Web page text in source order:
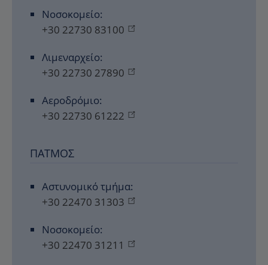
Νοσοκομείο:
+30 22730 83100
Λιμεναρχείο:
+30 22730 27890
Αεροδρόμιο:
+30 22730 61222
ΠΆΤΜΟΣ
Αστυνομικό τμήμα:
+30 22470 31303
Νοσοκομείο:
+30 22470 31211